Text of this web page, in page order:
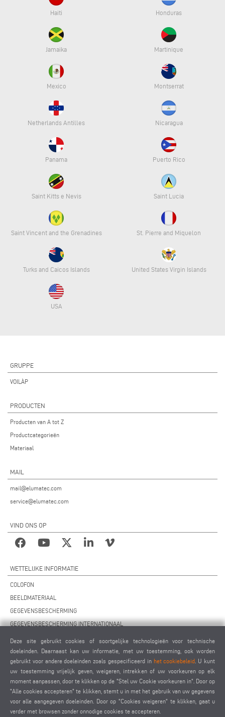
Haiti Honduras
Jamaika Martinique
Mexico Montserrat
Netherlands Antilles Nicaragua
Panama Puerto Rico
Saint Kitts e Nevis Saint Lucia
Saint Vincent and the Grenadines St. Pierre and Miquelon
Turks and Caicos Islands United States Virgin Islands
USA
GRUPPE
VOILÀP
PRODUCTEN
Producten van A tot Z
Productcategorieën
Materiaal
MAIL
mail@elumatec.com
service@elumatec.com
VIND ONS OP
WETTELIJKE INFORMATIE
COLOFON
BEELDMATERIAAL
GEGEVENSBESCHERMING
GEGEVENSBESCHERMING INTERNATIONAAL
OVEREENKOMST VOOR ONDERHOUD OP AFSTAND
COOKIES INSTELLINGEN
GEDRAGSCODE VOOR LEVERANCIERS
Deze site gebruikt cookies of soortgelijke technologieën voor technische
doeleinden. Daarnaast kan uw informatie, met uw toestemming, ook worden
gebruikt voor andere doeleinden zoals gespecificeerd in het cookiebeleid . U kunt
uw toestemming vrijelijk geven, weigeren, intrekken of uw voorkeuren op elk
moment aanpassen, door te klikken op de "Stel uw Cookie voorkeuren in". Door op
"Alle cookies accepteren" te klikken, stemt u in met het gebruik van uw gegevens
voor alle aangegeven doeleinden. Door op "Cookies weigeren" te klikken, gaat u
verder met browsen zonder onnodige cookies te accepteren.